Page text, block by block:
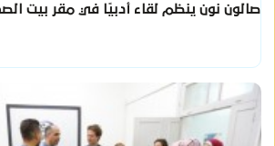
صالون نون ينظم لقاء أدبيًا في مقر بيت